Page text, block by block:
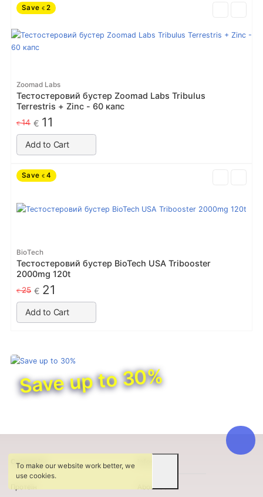
Save € 2
Zoomad Labs
Тестостеровий бустер Zoomad Labs Tribulus
Terrestris + Zinc - 60 капс
€14 € 11
Add to Cart
Save € 4
BioTech
Тестостеровий бустер BioTech USA Tribooster
2000mg 120t
€25 € 21
Add to Cart
Save up to 30%
To make our website work better, we
use cookies.
Categories
About Us